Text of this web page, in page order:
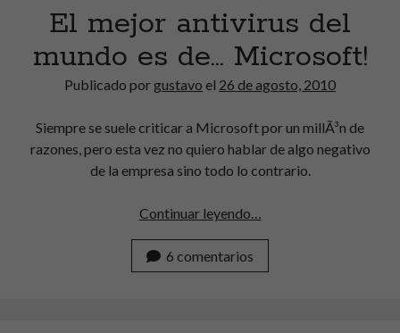
El mejor antivirus del
mundo es de… Microsoft!
Publicado porgustavo el 26 de agosto, 2010
Siempre se suele criticar a Microsoft por un millÃ³n de
razones, pero esta vez no quiero hablar de algo negativo
de la empresa sino todo lo contrario.
Continuar leyendo…
del
6 comentarios